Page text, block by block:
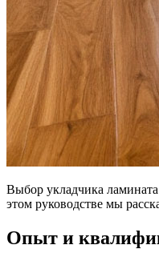
Выбор укладчика
этом руководстве мы
Опыт и